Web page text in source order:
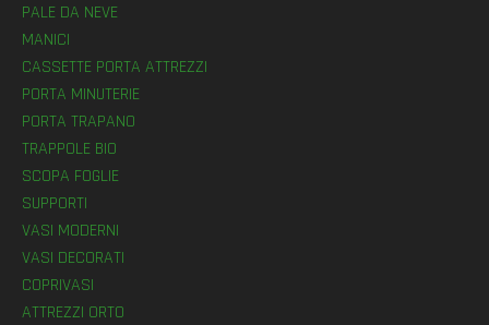
PALE DA NEVE
MANICI
CASSETTE PORTA ATTREZZI
PORTA MINUTERIE
PORTA TRAPANO
TRAPPOLE BIO
SCOPA FOGLIE
SUPPORTI
VASI MODERNI
VASI DECORATI
COPRIVASI
ATTREZZI ORTO